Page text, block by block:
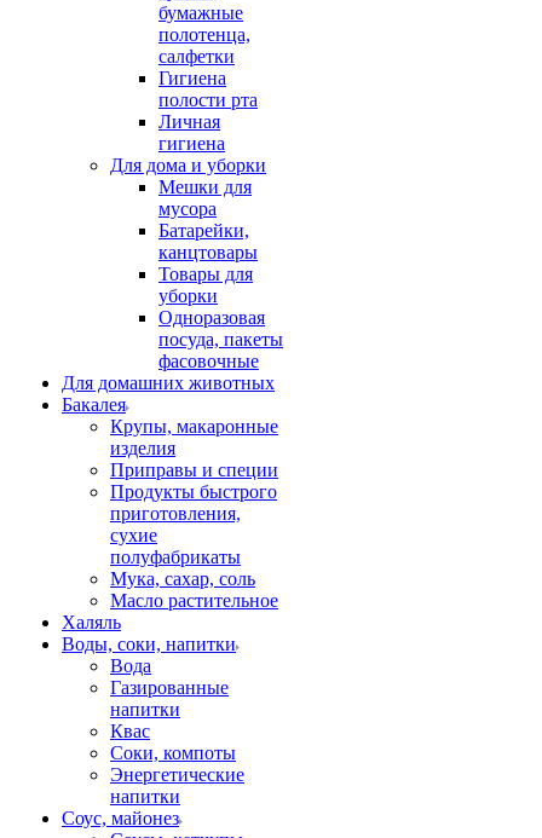
бумажные
полотенца,
салфетки
Гигиена
полости рта
Личная
гигиена
Для дома и уборки
Мешки для
мусора
Батарейки,
канцтовары
Товары для
уборки
Одноразовая
посуда, пакеты
фасовочные
Для домашних животных
Бакалея
Крупы, макаронные
изделия
Приправы и специи
Продукты быстрого
приготовления,
сухие
полуфабрикаты
Мука, сахар, соль
Масло растительное
Халяль
Воды, соки, напитки
Вода
Газированные
напитки
Квас
Соки, компоты
Энергетические
напитки
Соус, майонез